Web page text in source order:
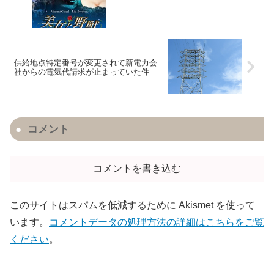
供給地点特定番号が変更されて新電力会
社からの電気代請求が止まっていた件
コメント
コメントを書き込む
このサイトはスパムを低減するために Akismet を使って
います。
コメントデータの処理方法の詳細はこちらをご覧
ください。